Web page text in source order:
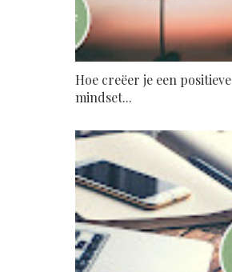
Hoe creëer je een positieve
mindset...